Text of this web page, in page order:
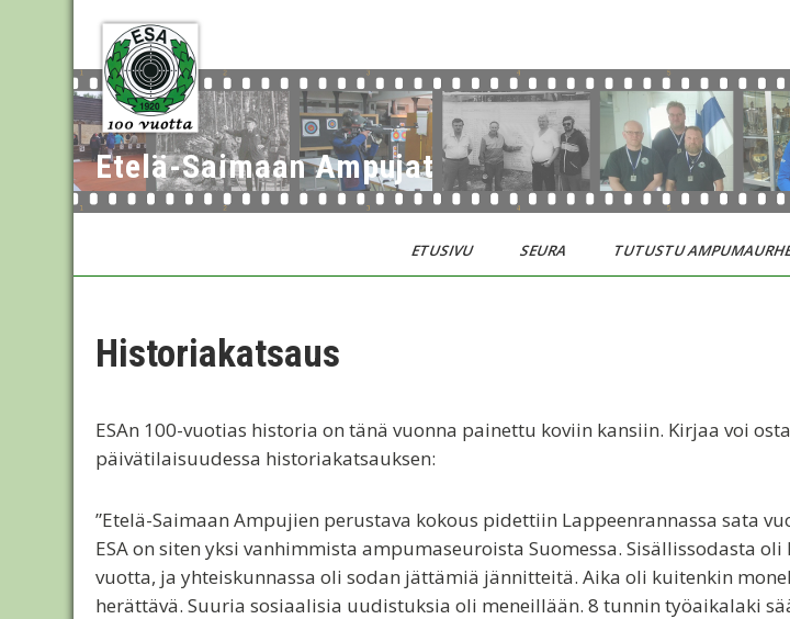
Etelä-Saimaan Ampujat
ETUSIVU SEURA TUTUSTU
Historiakatsaus
ESAn 100-vuotias historia on tänä vuonna painettu koviin kansiin. Kirjaa voi
päivätilaisuudessa historiakatsauksen:
”Etelä-Saimaan Ampujien perustava kokous pidettiin Lappeenrannassa sata
ESA on siten yksi vanhimmista ampumaseuroista Suomessa. Sisällissodasta
vuotta, ja yhteiskunnassa oli sodan jättämiä jännitteitä. Aika oli kuitenkin
herättävä. Suuria sosiaalisia uudistuksia oli meneillään. 8 tunnin työaikalaki